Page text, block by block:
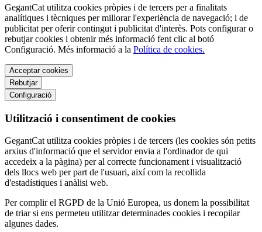
GegantCat utilitza cookies pròpies i de tercers per a finalitats
analítiques i tècniques per millorar l'experiència de navegació; i de
publicitat per oferir contingut i publicitat d'interès. Pots configurar o
rebutjar cookies i obtenir més informació fent clic al botó
Configuració. Més informació a la Política de cookies.
Acceptar cookies
Rebutjar
Configuració
Utilització i consentiment de cookies
GegantCat utilitza cookies pròpies i de tercers (les cookies són petits
arxius d'informació que el servidor envia a l'ordinador de qui
accedeix a la pàgina) per al correcte funcionament i visualització
dels llocs web per part de l'usuari, així com la recollida
d'estadístiques i anàlisi web.
Per complir el RGPD de la Unió Europea, us donem la possibilitat
de triar si ens permeteu utilitzar determinades cookies i recopilar
algunes dades.